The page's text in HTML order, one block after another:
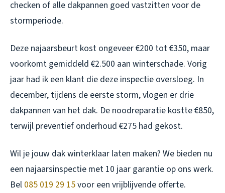
checken of alle dakpannen goed vastzitten voor de
stormperiode.
Deze najaarsbeurt kost ongeveer €200 tot €350, maar
voorkomt gemiddeld €2.500 aan winterschade. Vorig
jaar had ik een klant die deze inspectie oversloeg. In
december, tijdens de eerste storm, vlogen er drie
dakpannen van het dak. De noodreparatie kostte €850,
terwijl preventief onderhoud €275 had gekost.
Wil je jouw dak winterklaar laten maken? We bieden nu
een najaarsinspectie met 10 jaar garantie op ons werk.
Bel 085 019 29 15voor een vrijblijvende offerte.